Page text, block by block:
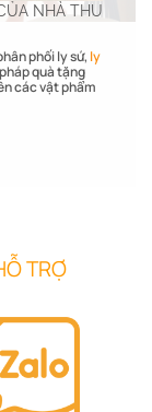
NHÀ THU
phối ly sứ, ly
quà tặng
các vật phẩm
TRỢ